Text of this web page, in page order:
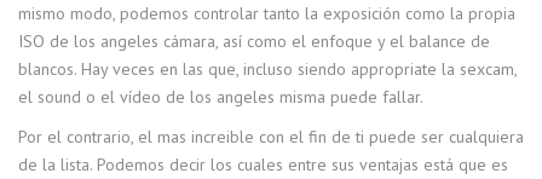
mismo modo, podemos controlar tanto la exposición como la propia
ISO de los angeles cámara, así como el enfoque y el balance de
blancos. Hay veces en las que, incluso siendo appropriate la sexcam,
el sound o el vídeo de los angeles misma puede fallar.
Por el contrario, el mas increible con el fin de ti puede ser cualquiera
de la lista. Podemos decir los cuales entre sus ventajas está que es